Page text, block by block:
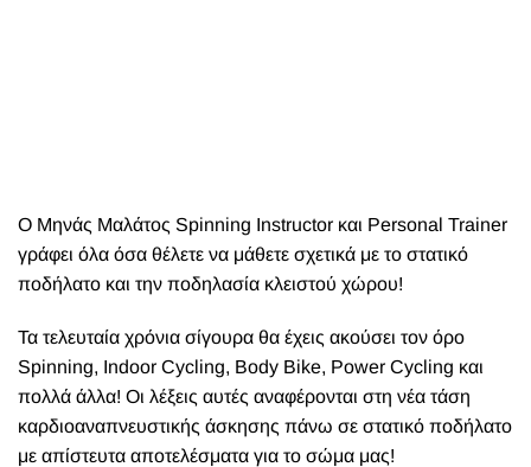
O Μηνάς Μαλάτος Spinning Instructor και Personal Trainer
γράφει όλα όσα θέλετε να μάθετε σχετικά με το στατικό
ποδήλατο και την ποδηλασία κλειστού χώρου!
Τα τελευταία χρόνια σίγουρα θα έχεις ακούσει τον όρο
Spinning, Indoor Cycling, Body Bike, Power Cycling και
πολλά άλλα! Οι λέξεις αυτές αναφέρονται στη νέα τάση
καρδιοαναπνευστικής άσκησης πάνω σε στατικό ποδήλατο
με απίστευτα αποτελέσματα για το σώμα μας!